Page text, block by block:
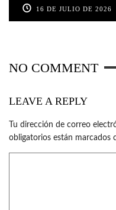
16 DE JULIO DE 2026
NO COMMENT
LEAVE A REPLY
Tu dirección de correo
obligatorios están marcados